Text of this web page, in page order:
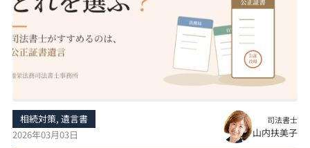
相続対策, 遺言書
2026年03月03日
司法書士
山内扶美子